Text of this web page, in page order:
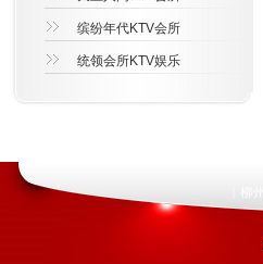
缤纷年代KTV会所
统领会所KTV娱乐